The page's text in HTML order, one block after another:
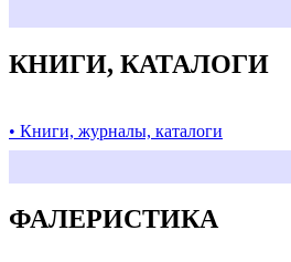
КНИГИ, КАТАЛОГИ
• Книги, журналы, каталоги
ФАЛЕРИСТИКА